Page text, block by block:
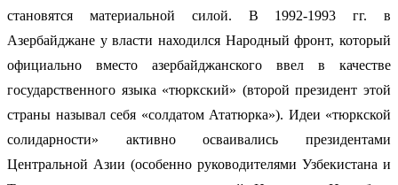
становятся материальной силой. В 1992-1993 гг. в
Азербайджане у власти находился Народный фронт, который
официально вместо азербайджанского ввел в качестве
государственного языка «тюркский» (второй президент этой
страны называл себя «солдатом Ататюрка»). Идеи «тюркской
солидарности» активно осваивались президентами
Центральной Азии (особенно руководителями Узбекистана и